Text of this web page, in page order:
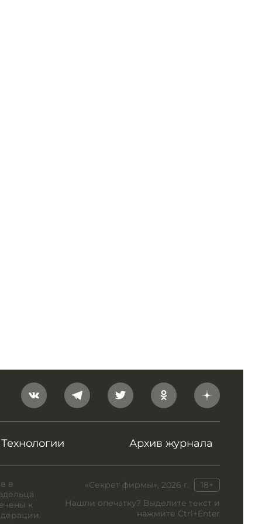
Технологии Архив журнала
«Секрет фирмы», 2026 г.
18+
Нашли опечатку? Выделите текст и
нажмите Ctrl+Enter
в
к